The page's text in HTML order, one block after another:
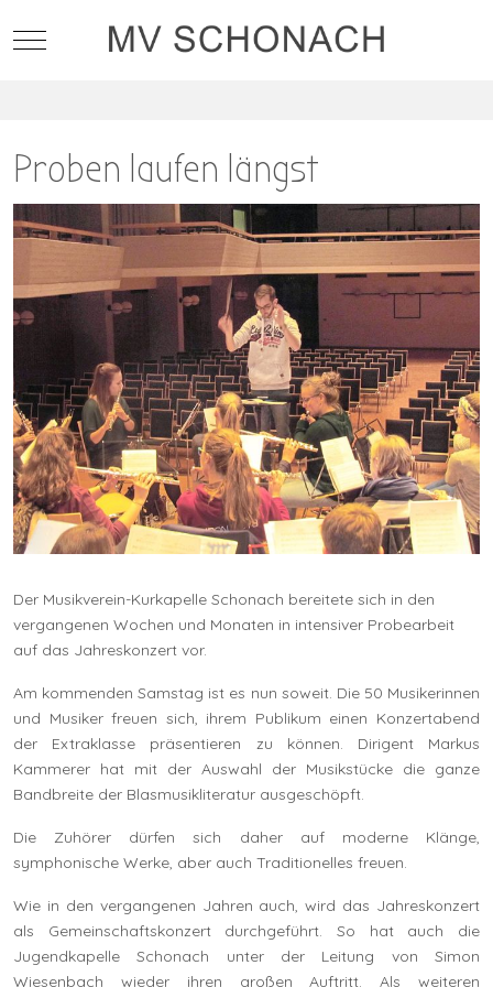
Mobile Menu Toggle
Proben laufen längst
Der Musikverein-Kurkapelle Schonach bereitete sich in den
vergangenen Wochen und Monaten in intensiver Probearbeit
auf das Jahreskonzert vor.
Am kommenden Samstag ist es nun soweit. Die 50 Musikerinnen
und Musiker freuen sich, ihrem Publikum einen Konzertabend
der Extraklasse präsentieren zu können. Dirigent Markus
Kammerer hat mit der Auswahl der Musikstücke die ganze
Bandbreite der Blasmusikliteratur ausgeschöpft.
Die Zuhörer dürfen sich daher auf moderne Klänge,
symphonische Werke, aber auch Traditionelles freuen.
Wie in den vergangenen Jahren auch, wird das Jahreskonzert
als Gemeinschaftskonzert durchgeführt. So hat auch die
Jugendkapelle Schonach unter der Leitung von Simon
Wiesenbach wieder ihren großen Auftritt. Als weiteren